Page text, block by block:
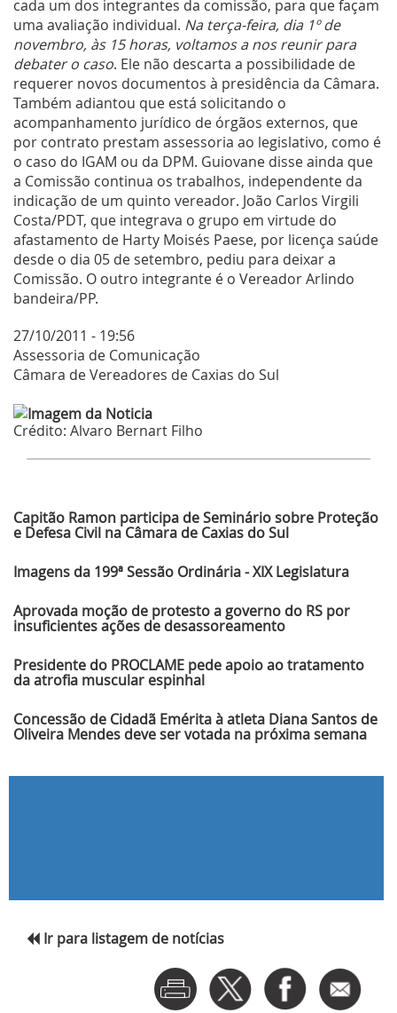
cada um dos integrantes da comissão, para que façam
uma avaliação individual. Na terça-feira, dia 1º de
novembro, às 15 horas, voltamos a nos reunir para
debater o caso. Ele não descarta a possibilidade de
requerer novos documentos à presidência da Câmara.
Também adiantou que está solicitando o
acompanhamento jurídico de órgãos externos, que
por contrato prestam assessoria ao legislativo, como é
o caso do IGAM ou da DPM. Guiovane disse ainda que
a Comissão continua os trabalhos, independente da
indicação de um quinto vereador. João Carlos Virgili
Costa/PDT, que integrava o grupo em virtude do
afastamento de Harty Moisés Paese, por licença saúde
desde o dia 05 de setembro, pediu para deixar a
Comissão. O outro integrante é o Vereador Arlindo
bandeira/PP.
27/10/2011 - 19:56
Assessoria de Comunicação
Câmara de Vereadores de Caxias do Sul
Crédito: Alvaro Bernart Filho
Capitão Ramon participa de Seminário sobre Proteção
e Defesa Civil na Câmara de Caxias do Sul
Imagens da 199ª Sessão Ordinária - XIX Legislatura
Aprovada moção de protesto a governo do RS por
insuficientes ações de desassoreamento
Presidente do PROCLAME pede apoio ao tratamento
da atrofia muscular espinhal
Concessão de Cidadã Emérita à atleta Diana Santos de
Oliveira Mendes deve ser votada na próxima semana
Ir para listagem de notícias